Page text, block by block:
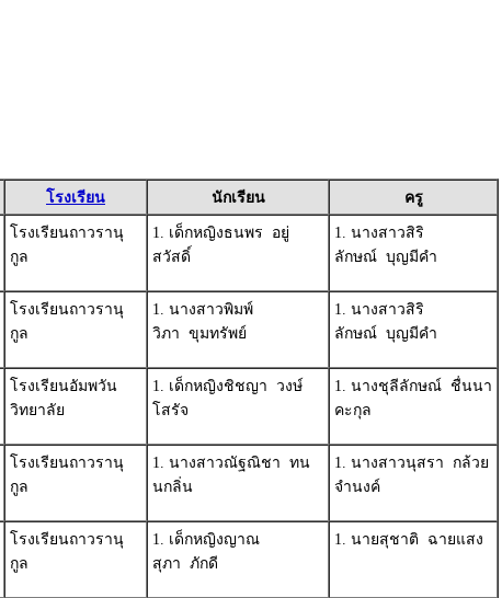
โรงเรียน นักเรียน
ครู
โรงเรียนถาวรานุ
กูล
1. เด็กหญิงธนพร อยู่
สวัสดิ์
1. นางสาวสิริ
ลักษณ์ บุญมีคำ
โรงเรียนถาวรานุ
กูล
1. นางสาวพิมพ์
วิภา ขุมทรัพย์
1. นางสาวสิริ
ลักษณ์ บุญมีคำ
โรงเรียนอัมพวัน
วิทยาลัย
1. เด็กหญิงชิชญา วงษ์
โสรัจ
1. นางชุลีลักษณ์ ชื่นนา
คะกุล
โรงเรียนถาวรานุ
กูล
1. นางสาวณัฐณิชา ทน
นกลิ่น
1. นางสาวนุสรา กล้วย
จำนงค์
โรงเรียนถาวรานุ
กูล
1. เด็กหญิงญาณ
สุภา ภักดี
1. นายสุชาติ ฉายแสง